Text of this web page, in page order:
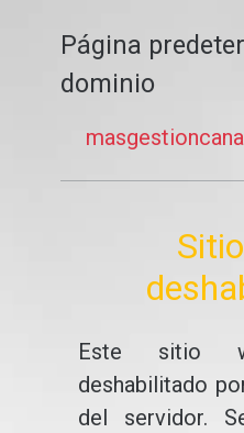
Página
dominio
Este sitio
deshabilitado
del servidor.